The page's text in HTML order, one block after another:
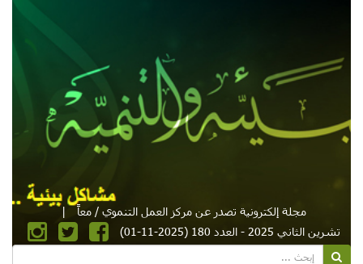
مجلة إلكترونية تصدر عن مركز العمل التنموي / معاً
|
تشرين الثاني 2025 - العدد 180 (2025-11-01)